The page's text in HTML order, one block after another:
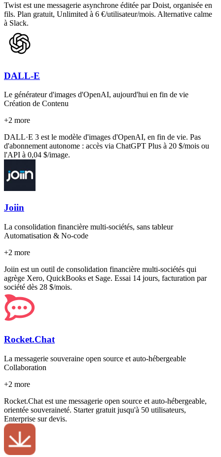
Twist est une messagerie asynchrone éditée par Doist, organisée en
fils. Plan gratuit, Unlimited à 6 €/utilisateur/mois. Alternative calme
à Slack.
DALL-E
Le générateur d'images d'OpenAI, aujourd'hui en fin de vie
Création de Contenu
+2 more
DALL·E 3 est le modèle d'images d'OpenAI, en fin de vie. Pas
d'abonnement autonome : accès via ChatGPT Plus à 20 $/mois ou
l'API à 0,04 $/image.
Joiin
La consolidation financière multi-sociétés, sans tableur
Automatisation & No-code
+2 more
Joiin est un outil de consolidation financière multi-sociétés qui
agrège Xero, QuickBooks et Sage. Essai 14 jours, facturation par
société dès 28 $/mois.
Rocket.Chat
La messagerie souveraine open source et auto-hébergeable
Collaboration
+2 more
Rocket.Chat est une messagerie open source et auto-hébergeable,
orientée souveraineté. Starter gratuit jusqu'à 50 utilisateurs,
Enterprise sur devis.